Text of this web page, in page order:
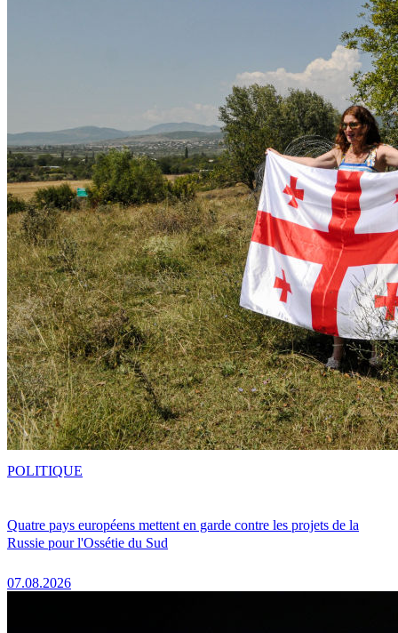
Quatre pays européens mettent en garde contre les projets de la
Russie pour l'Ossétie du Sud
07.08.2026
POLITIQUE